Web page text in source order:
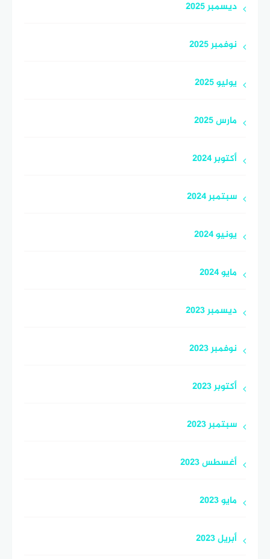
ديسمبر 2025
نوفمبر 2025
يوليو 2025
مارس 2025
أكتوبر 2024
سبتمبر 2024
يونيو 2024
مايو 2024
ديسمبر 2023
نوفمبر 2023
أكتوبر 2023
سبتمبر 2023
أغسطس 2023
مايو 2023
أبريل 2023